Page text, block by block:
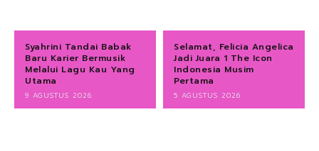
Syahrini Tandai Babak
Baru Karier Bermusik
Melalui Lagu Kau Yang
Utama
9 AGUSTUS 2026
Selamat, Felicia Angelica
Jadi Juara 1 The Icon
Indonesia Musim
Pertama
5 AGUSTUS 2026